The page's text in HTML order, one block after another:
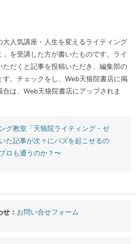
大人気講座・人生を変えるライティング
を受講した方が書いたものです。ライ
ただくと記事を投稿いただき、編集部の
。チェックをし、Web天狼院書店に掲
は、Web天狼院書店にアップされま
グ教室「天狼院ライティング・ゼ
た記事が次々にバズを起こせるの
ロも通うのか？〜
： お問い合せフォーム